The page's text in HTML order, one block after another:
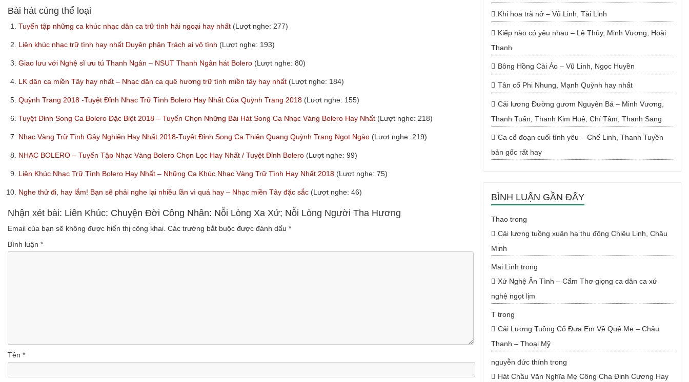
Bài hát cùng thể loại
1. Tuyển tập những ca khúc nhạc dân ca trữ tình hải ngoại hay nhất (Lượt nghe: 277)
2. Liên khúc nhạc trữ tình hay nhất Duyên phận Trách ai vô tình (Lượt nghe: 193)
3. Giao lưu với Nghệ sĩ ưu tú Thanh Ngân – NSUT Thanh Ngân hát Bolero (Lượt nghe: 80)
4. LK dân ca miền Tây hay nhất – Nhạc dân ca quê hương trữ tình miền tây hay nhất (Lượt nghe: 184)
5. Quỳnh Trang 2018 -Tuyệt Đỉnh Nhạc Trữ Tình Bolero Hay Nhất Của Quỳnh Trang 2018 (Lượt nghe: 155)
6. Tuyệt Đỉnh Song Ca Bolero Đặc Biệt 2018 – Tuyển Chọn Những Bài Hát Song Ca Nhạc Vàng Bolero Hay Nhất (Lượt nghe: 218)
7. Nhạc Vàng Trữ Tình Gây Nghiện Hay Nhất 2018-Tuyệt Đỉnh Song Ca Thiên Quang Quỳnh Trang Ngọt Ngào (Lượt nghe: 219)
8. NHẠC BOLERO – Tuyển Tập Nhạc Vàng Bolero Chọn Lọc Hay Nhất / Tuyệt Đỉnh Bolero (Lượt nghe: 99)
9. Liên Khúc Nhạc Trữ Tình Bolero Hay Nhất – Những Ca Khúc Nhạc Vàng Trữ Tình Hay Nhất 2018 (Lượt nghe: 75)
10. Nghe thử đi, hay lắm! Bạn sẽ phải nghe lại nhiều lần vì quá hay – Nhạc miền Tây đặc sắc (Lượt nghe: 46)
Nhận xét bài: Liên Khúc: Chuyện Đời Công Nhân: Nỗi Lòng Xa Xứ; Nỗi Lòng Người Tha Hương
Email của bạn sẽ không được hiển thị công khai. Các trường bắt buộc được đánh dấu *
Bình luận *
Tên *
Khi hoa trà nở – Vũ Linh, Tài Linh
Kiếp nào có yêu nhau – Lệ Thủy, Minh Vương, Hoài
Thanh
Bông Hồng Cài Áo – Vũ Linh, Ngọc Huyền
Tân cổ Phi Nhung, Mạnh Quỳnh hay nhất
Cải lương Đường gươm Nguyên Bá – Minh Vương,
Thanh Tuấn, Thanh Kim Huệ, Chí Tâm, Thanh Sang
Ca cổ đoạn cuối tình yêu – Chế Linh, Thanh Tuyền
bản gốc rất hay
BÌNH LUẬN GẦN ĐÂY
Thaotrong
Cải lương tuồng xuân hạ thu đông Chiêu Linh, Châu
Minh
Mai Linh trong
Xứ Nghệ Ân Tình – Cẩm Thơ giọng ca dân ca xứ
nghệ ngọt lịm
Ttrong
Cải Lương Tuồng Cổ Đưa Em Về Quê Mẹ – Châu
Thanh – Thoại Mỹ
nguyễn đức thính trong
Hát Chầu Văn Nghĩa Mẹ Công Cha Đinh Cương Hay